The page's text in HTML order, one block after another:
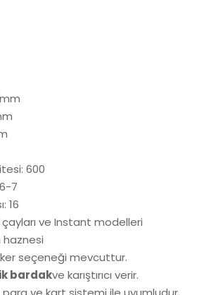
600
7
16
çayları ve Instant modelleri
haznesi
seçeneği mevcuttur.
bardakve karıştırıcı verir.